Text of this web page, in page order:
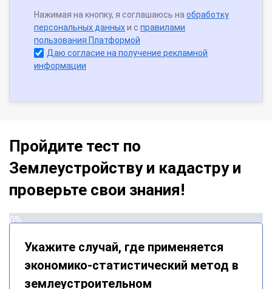
Нажимая на кнопку, я соглашаюсь на обработку
персональных данныхи с правилами
пользования Платформой
Даю согласие на получение рекламной
информации
Пройдите тест по
Землеустройству и кадастру и
проверьте свои знания!
0%
Укажите случай, где применяется
экономико-статистический метод в
землеустроительном